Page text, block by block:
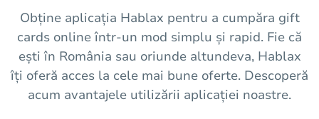
Obține aplicația Hablax pentru a cumpăra gift
cards online într-un mod simplu și rapid. Fie că
ești în România sau oriunde altundeva, Hablax
îți oferă acces la cele mai bune oferte. Descoperă
acum avantajele utilizării aplicației noastre.